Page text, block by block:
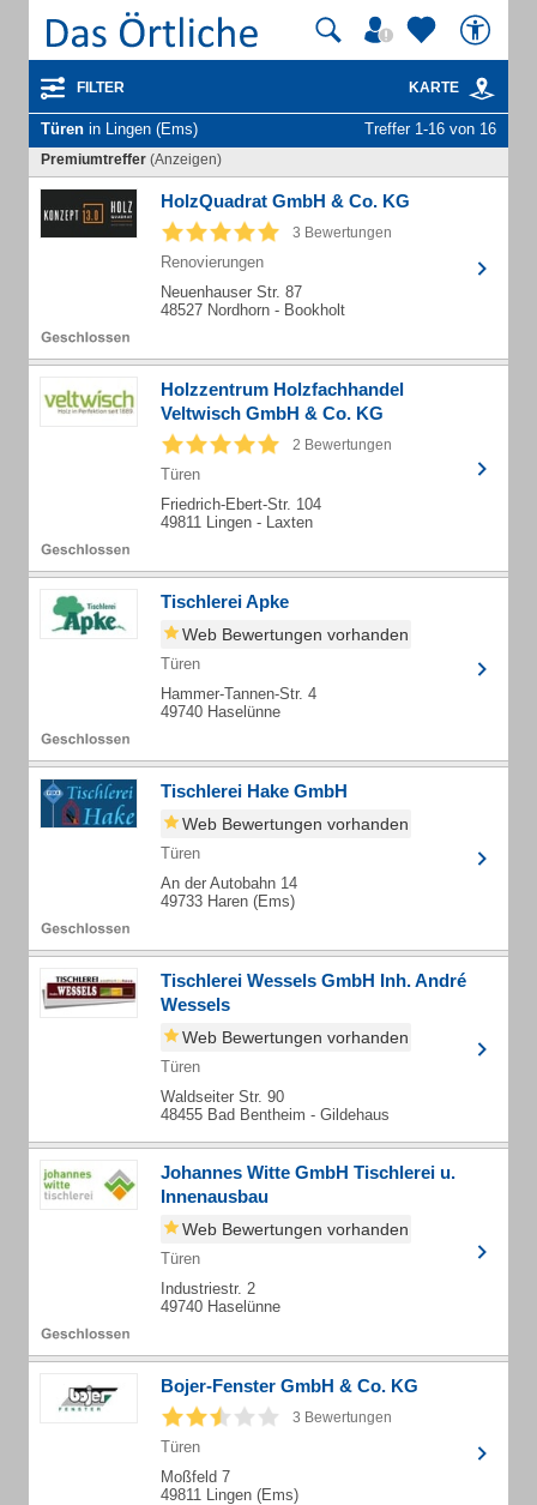
FILTER KARTE
Türen in Lingen (Ems) Treffer 1-16 von 16
Premiumtreffer (Anzeigen)
HolzQuadrat GmbH & Co. KG
3 Bewertungen
Renovierungen
Neuenhauser Str. 87
48527 Nordhorn - Bookholt
Holzzentrum Holzfachhandel
Veltwisch GmbH & Co. KG
2 Bewertungen
Türen
Friedrich-Ebert-Str. 104
49811 Lingen - Laxten
Tischlerei Apke
Web Bewertungen vorhanden
Türen
Hammer-Tannen-Str. 4
49740 Haselünne
Tischlerei Hake GmbH
Web Bewertungen vorhanden
Türen
An der Autobahn 14
49733 Haren (Ems)
Tischlerei Wessels GmbH Inh. André
Wessels
Web Bewertungen vorhanden
Türen
Waldseiter Str. 90
48455 Bad Bentheim - Gildehaus
Johannes Witte GmbH Tischlerei u.
Innenausbau
Web Bewertungen vorhanden
Türen
Industriestr. 2
49740 Haselünne
Bojer-Fenster GmbH & Co. KG
3 Bewertungen
Türen
Moßfeld 7
49811 Lingen (Ems)